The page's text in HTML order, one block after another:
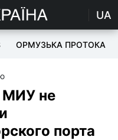
UA
ОРМУЗЬКА ПРОТОКА
МИУ не
порта